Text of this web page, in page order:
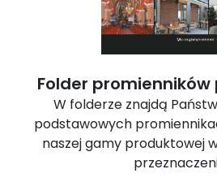
Folder
W folderze znajdą
podstawowych
naszej gamy produktowej